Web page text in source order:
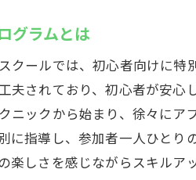
早朝でも手軽に練
アクセスしやす
時間を有効活用
最新技術で効率的に
スイング解析機
グラムとは
クールでは、初心者向けに
夫されており、初心者が安
ニックから始まり、徐々に
に指導し、参加者一人ひと
しさを感じながらスキルア